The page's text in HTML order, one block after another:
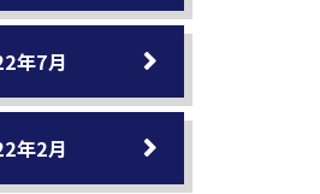
年7月
年2月